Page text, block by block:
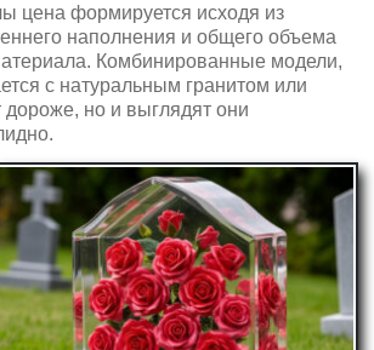
цена формируется исходя из
наполнения и общего объема
Комбинированные модели,
с натуральным гранитом или
но и выглядят они